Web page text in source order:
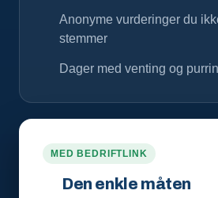
Anonyme vurderinger du
stemmer
Dager med venting og
MED BEDRIFTLINK
Den enkle måten